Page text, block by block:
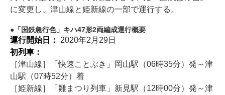
に変更し、津山線と姫新線の一部で運行する。
「国鉄急行色」キハ47形2両編成運行概要
運行開始日： 2020年2月29日
初列車：
［津山線］「快速ことぶき」岡山駅（06時35分）発～津
山駅（07時52分）着
［姫新線］「雛まつり列車」新見駅（12時00分）発～津